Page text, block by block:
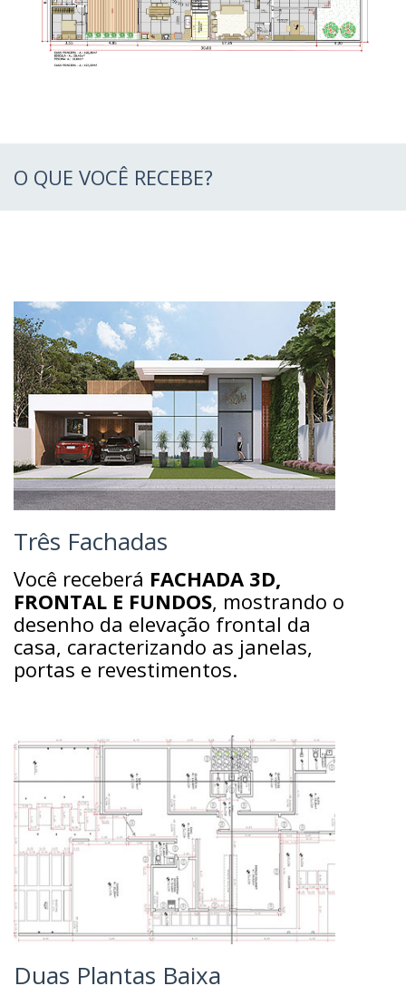
O QUE VOCÊ RECEBE?
Três Fachadas
Você receberá FACHADA 3D,
FRONTAL E FUNDOS, mostrando o
desenho da elevação frontal da
casa, caracterizando as janelas,
portas e revestimentos.
Duas Plantas Baixa